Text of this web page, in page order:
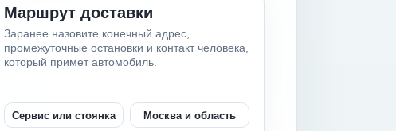
Маршрут доставки
Заранее назовите конечный адрес,
промежуточные остановки и контакт человека,
который примет автомобиль.
Сервис или стоянка Москва и область